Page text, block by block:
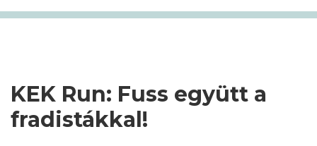
KEK Run: Fuss együtt a
fradistákkal!